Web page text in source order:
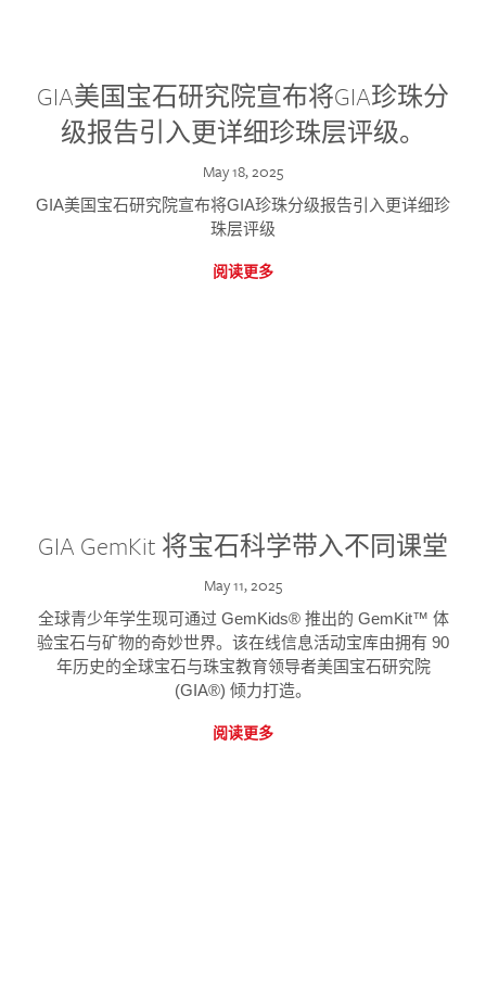
GIA美国宝石研究院宣布将GIA珍珠分
级报告引入更详细珍珠层评级。
May 18, 2025
GIA美国宝石研究院宣布将GIA珍珠分级报告引入更详细珍
珠层评级
阅读更多
GIA GemKit 将宝石科学带入不同课堂
May 11, 2025
全球青少年学生现可通过 GemKids® 推出的 GemKit™ 体
验宝石与矿物的奇妙世界。该在线信息活动宝库由拥有 90
年历史的全球宝石与珠宝教育领导者美国宝石研究院
(GIA®) 倾力打造。
阅读更多